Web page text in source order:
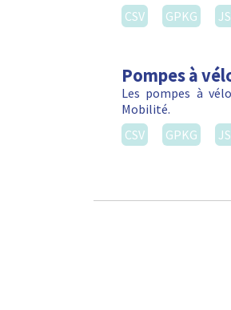
CSV
GPKG
Pompes à
Les pompes à
Mobilité.
CSV
GPKG